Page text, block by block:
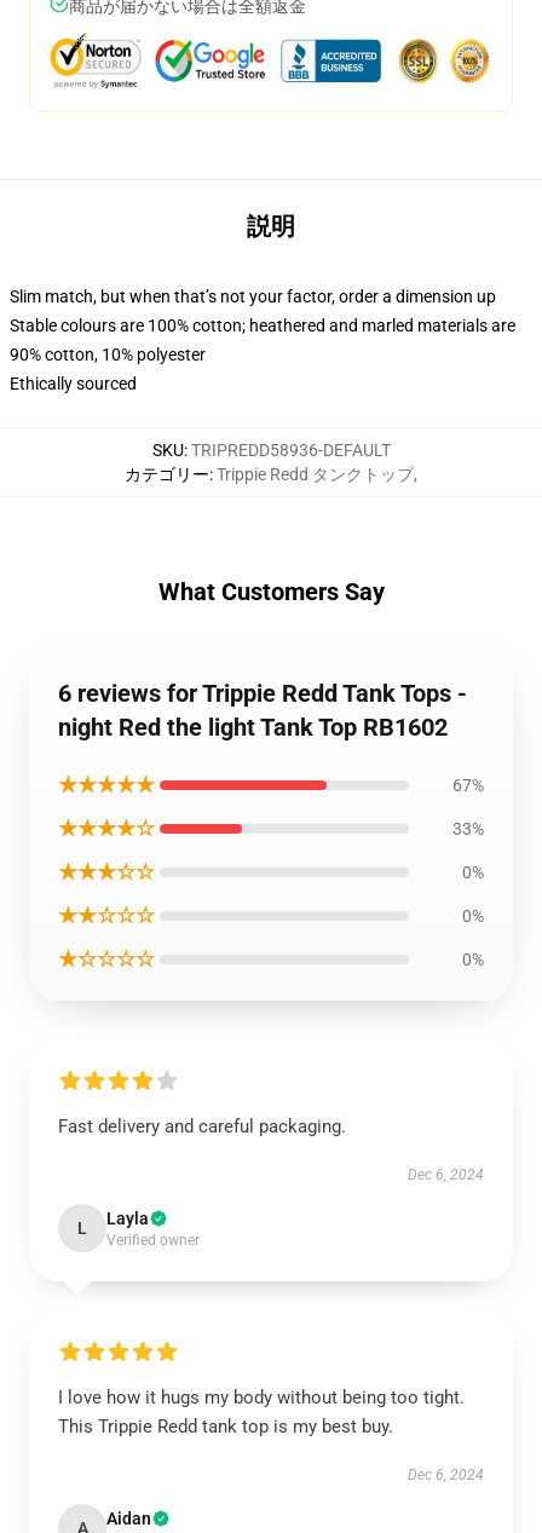
商品が届かない場合は全額返金
説明
Slim match, but when that’s not your factor, order a dimension up
Stable colours are 100% cotton; heathered and marled materials are
90% cotton, 10% polyester
Ethically sourced
SKU:TRIPREDD58936-DEFAULT
カテゴリー:Trippie Redd タンクトップ,
What Customers Say
6 reviews for Trippie Redd Tank Tops -
night Red the light Tank Top RB1602
★★★★★ 67%
★★★★☆ 33%
★★★☆☆ 0%
★★☆☆☆ 0%
★☆☆☆☆ 0%
Fast delivery and careful packaging.
Dec 6, 2024
L Layla
Verified owner
I love how it hugs my body without being too tight.
This Trippie Redd tank top is my best buy.
Dec 6, 2024
A Aidan